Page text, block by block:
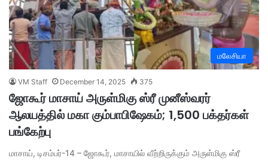
மலேசியா
VM Staff December 14, 2025 375
ஜோகூர் மாசாய் அருள்மிகு ஸ்ரீ முனீஸ்வரர்
ஆலயத்தில் மகா கும்பாபிஷேகம்; 1,500 பக்தர்கள்
பங்கேற்பு
மாசாய், டிசம்பர்-14 – ஜோகூர், மாசாயில் வீற்றிருக்கும் அருள்மிகு ஸ்ரீ